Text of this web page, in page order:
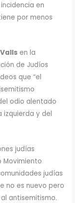
en
por menos
en la
de Judíos
que “el
odio alentado
izquierda y del
judías
Movimiento
judías
no es nuevo pero
antisemitismo.